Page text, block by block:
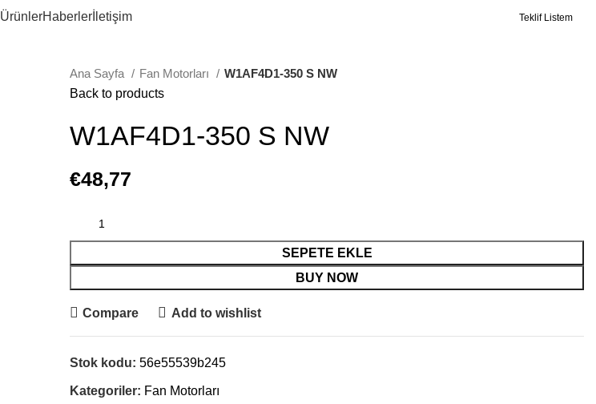
ÜrünlerHaberlerİletişim Teklif Listem
Ana Sayfa Fan Motorları
W1AF4D1-350 S NW
Back to products
W1AF4D1-350 S NW
€48,77
SEPETE EKLE
BUY NOW
Compare Add to wishlist
Stok kodu: 56e55539b245
Kategoriler: Fan Motorları